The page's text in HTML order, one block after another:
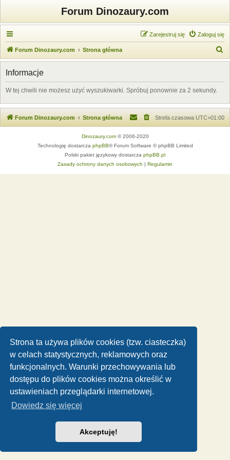
Strona ta używa plików cookies (tzw. ciasteczka)
w celach statystycznych, reklamowych oraz
funkcjonalnych. Warunki przechowywania lub
dostępu do plików cookies można określić w
ustawieniach przeglądarki internetowej.
Dowiedz się więcej
Akceptuję!
Forum Dinozaury.com
Zaloguj się
Zarejestruj się
Forum Dinozaury.com Strona główna
z
Informacje
W tej chwili nie możesz użyć wyszukiwarki. Spróbuj ponownie za 2 sekundy.
Forum Dinozaury.com Strona główna Strefa czasowa UTC+01:00
Dinozaury.com© 2006-2020
Technologię dostarcza phpBB® Forum Software © phpBB Limited
Polski pakiet językowy dostarcza phpBB.pl
Zasady ochrony danych osobowych | Regulamin